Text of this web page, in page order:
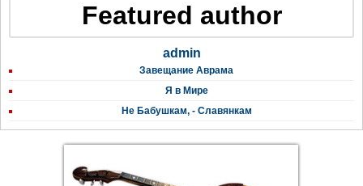
Featured author
admin
Завещание Аврама
Я в Мире
Не Бабушкам, - Славянкам